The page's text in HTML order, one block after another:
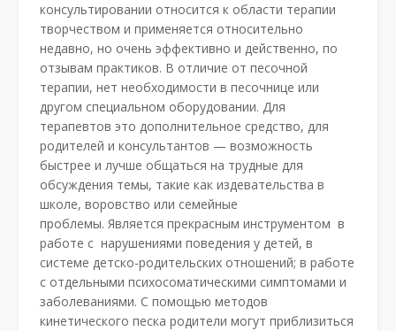
консультировании относится к области терапии
творчеством и применяется относительно
недавно, но очень эффективно и действенно, по
отзывам практиков. В отличие от песочной
терапии, нет необходимости в песочнице или
другом специальном оборудовании. Для
терапевтов это дополнительное средство, для
родителей и консультантов — возможность
быстрее и лучше общаться на трудные для
обсуждения темы, такие как издевательства в
школе, воровство или семейные
проблемы. Является прекрасным инструментом в
работе с нарушениями поведения у детей, в
системе детско-родительских отношений; в работе
с отдельными психосоматическими симптомами и
заболеваниями. С помощью методов
кинетического песка родители могут приблизиться